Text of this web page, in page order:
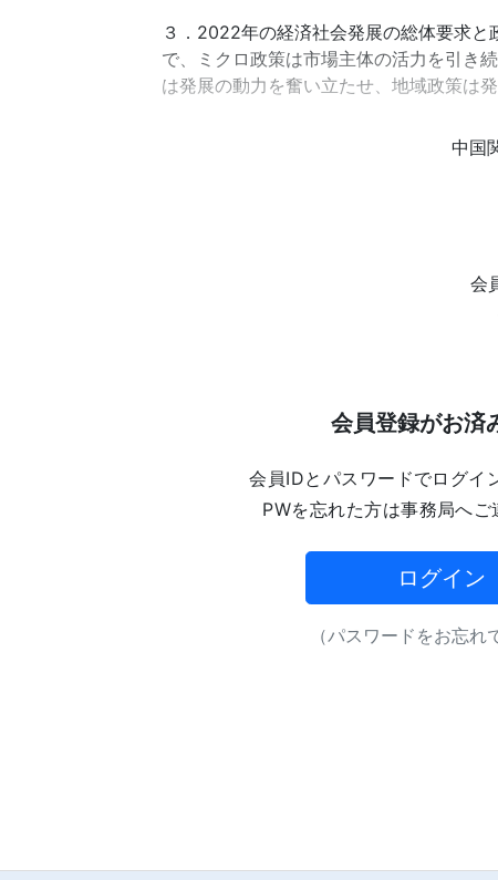
３．2022年の経済社会発展の総体要求
で、ミクロ政策は市場主体の活力を引き
は発展の動力を奮い立たせ、地域政策は
中国
会
会員登録がお済
会員IDとパスワードでログイ
PWを忘れた方は事務局へご
ログイン
（パスワードをお忘れ